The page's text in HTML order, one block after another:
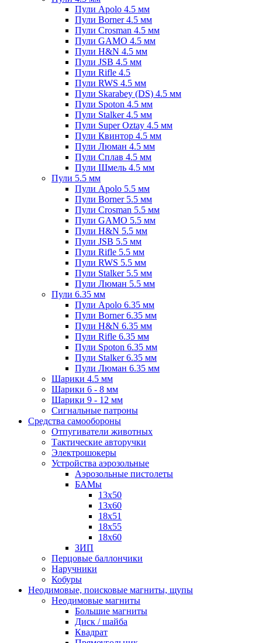
Пули Apolo 4.5 мм
Пули Borner 4.5 мм
Пули Crosman 4.5 мм
Пули GAMO 4.5 мм
Пули H&N 4.5 мм
Пули JSB 4.5 мм
Пули Rifle 4.5
Пули RWS 4.5 мм
Пули Skarabey (DS) 4.5 мм
Пули Spoton 4.5 мм
Пули Stalker 4.5 мм
Пули Super Oztay 4.5 мм
Пули Квинтор 4.5 мм
Пули Люман 4.5 мм
Пули Сплав 4.5 мм
Пули Шмель 4.5 мм
Пули 5.5 мм
Пули Apolo 5.5 мм
Пули Borner 5.5 мм
Пули Crosman 5.5 мм
Пули GAMO 5.5 мм
Пули H&N 5.5 мм
Пули JSB 5.5 мм
Пули Rifle 5.5 мм
Пули RWS 5.5 мм
Пули Stalker 5.5 мм
Пули Люман 5.5 мм
Пули 6.35 мм
Пули Apolo 6.35 мм
Пули Borner 6.35 мм
Пули H&N 6.35 мм
Пули Rifle 6.35 мм
Пули Spoton 6.35 мм
Пули Stalker 6.35 мм
Пули Люман 6.35 мм
Шарики 4.5 мм
Шарики 6 - 8 мм
Шарики 9 - 12 мм
Сигнальные патроны
Средства самообороны
Отпугиватели животных
Тактические авторучки
Электрошокеры
Устройства аэрозольные
Аэрозольные пистолеты
БАМы
13х50
13х60
18х51
18х55
18х60
ЗИП
Перцовые баллончики
Наручники
Кобуры
Неодимовые, поисковые магниты, щупы
Неодимовые магниты
Большие магниты
Диск / шайба
Квадрат